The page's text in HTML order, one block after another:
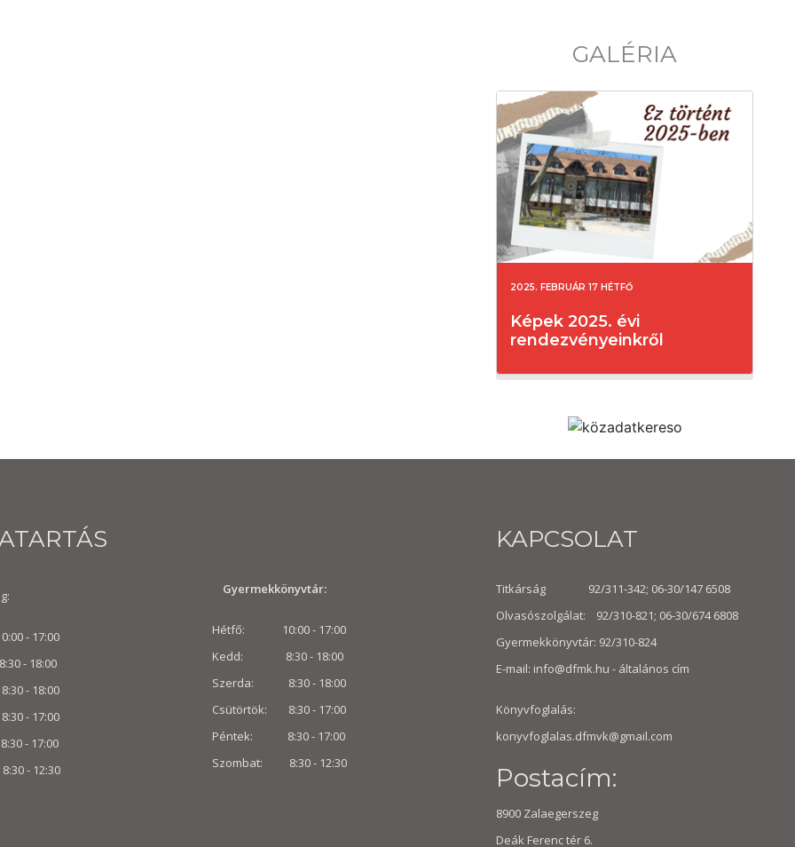
GALÉRIA
2025. FEBRUÁR 17 HÉTFŐ
Képek 2025. évi
rendezvényeinkről
- 17:00
- 18:00
- 18:00
- 17:00
- 17:00
- 12:30
Gyermekkönyvtár:
Hétfő: 10:00 - 17:00
Kedd: 8:30 - 18:00
Szerda: 8:30 - 18:00
Csütörtök: 8:30 - 17:00
Péntek: 8:30 - 17:00
Szombat: 8:30 - 12:30
KAPCSOLAT
Titkárság 92/311-342; 06-30/147 6508
Olvasószolgálat: 92/310-821; 06-30/674 6808
Gyermekkönyvtár: 92/310-824
E-mail: info@dfmk.hu - általános cím
Könyvfoglalás:
konyvfoglalas.dfmvk@gmail.com
Postacím:
8900 Zalaegerszeg
Deák Ferenc tér 6.